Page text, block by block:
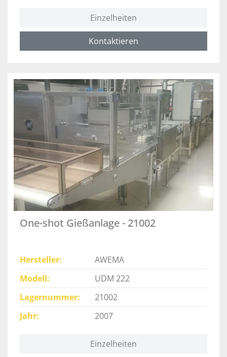
Einzelheiten
Kontaktieren
One-shot Gießanlage - 21002
Hersteller
AWEMA
Modell
UDM 222
Lagernummer
21002
Jahr
2007
Einzelheiten